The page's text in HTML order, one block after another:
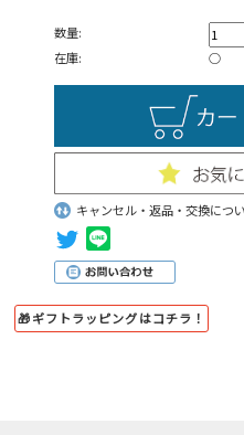
数量:
在庫:
○
キャンセル・返品・交換につ
🎁ギフトラッピングはコチラ！